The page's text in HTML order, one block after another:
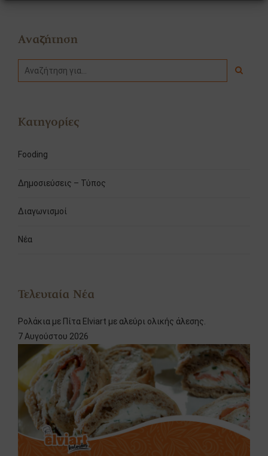
Αναζήτηση
Κατηγορίες
Fooding
Δημοσιεύσεις – Τύπος
Διαγωνισμοί
Νέα
Τελευταία Νέα
Ρολάκια με Πίτα Elviart με αλεύρι ολικής άλεσης.
7 Αυγούστου 2026